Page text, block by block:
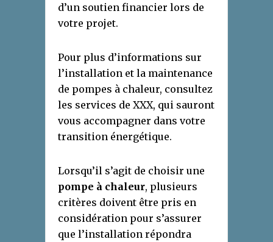
d’un soutien financier lors de
votre projet.
Pour plus d’informations sur
l’installation et la maintenance
de pompes à chaleur, consultez
les services de XXX, qui sauront
vous accompagner dans votre
transition énergétique.
Lorsqu’il s’agit de choisir une
pompe à chaleur, plusieurs
critères doivent être pris en
considération pour s’assurer
que l’installation répondra